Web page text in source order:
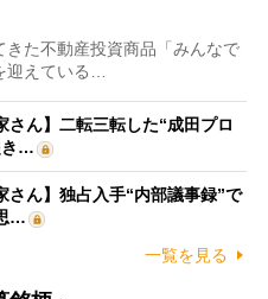
た不動産投資商品「みんなで
迎えている…
さん】二転三転した“成田プロ
き…
さん】独占入手“内部議事録”で
…
一覧を見る